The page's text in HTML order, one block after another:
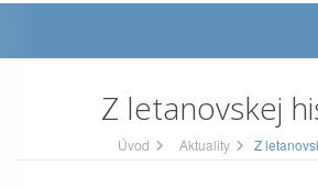
Z letanovskej
Úvod Aktuality Z